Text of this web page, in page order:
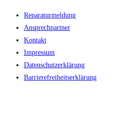
Reparaturmeldung
Ansprechpartner
Kontakt
Impressum
Datenschutzerklärung
Barriere­freiheitserklärung